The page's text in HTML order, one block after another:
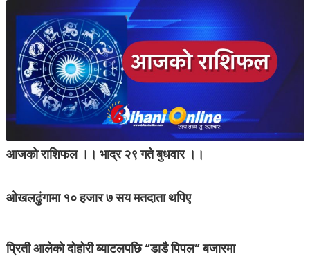
आजको राशिफल ।। भाद्र २९ गते बुधवार ।।
ओखलढुंगामा १० हजार ७ सय मतदाता थपिए
प्रिती आलेको दोहोरी ब्याटलपछि “डाडै पिपल” बजारमा